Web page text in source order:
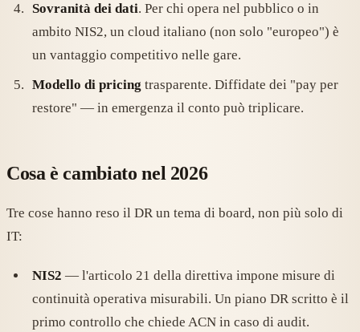
Sovranità dei dati. Per chi opera nel pubblico o in
ambito NIS2, un cloud italiano (non solo "europeo") è
un vantaggio competitivo nelle gare.
Modello di pricing trasparente. Diffidate dei "pay per
restore" — in emergenza il conto può triplicare.
Cosa è cambiato nel 2026
Tre cose hanno reso il DR un tema di board, non più solo di
IT:
NIS2 — l'articolo 21 della direttiva impone misure di
continuità operativa misurabili. Un piano DR scritto è il
primo controllo che chiede ACN in caso di audit.